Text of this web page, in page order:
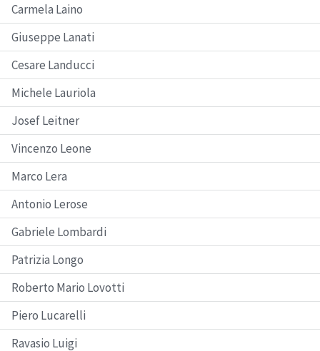
Carmela Laino
Giuseppe Lanati
Cesare Landucci
Michele Lauriola
Josef Leitner
Vincenzo Leone
Marco Lera
Antonio Lerose
Gabriele Lombardi
Patrizia Longo
Roberto Mario Lovotti
Piero Lucarelli
Ravasio Luigi